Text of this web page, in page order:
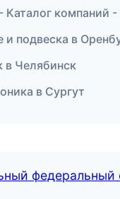
компаний
подвеска в
в Челябинск
в Сургут
федеральный